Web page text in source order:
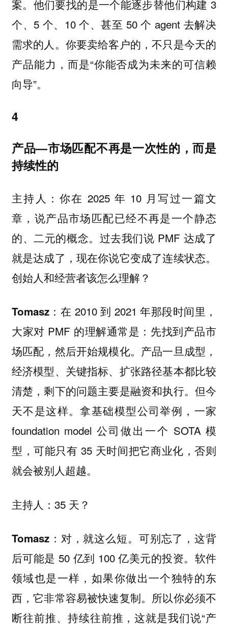
案。他们要找的是一个能逐步替他们构建 3
个、5 个、10 个、甚至 50 个 agent 去解决
需求的人。你要卖给客户的，不只是今天的
产品能力，而是“你能否成为未来的可信赖
向导”。
4
产品—市场匹配不再是一次性的，而是
持续性的
主持人： 你在 2025 年 10 月写过一篇文
章，说产品市场匹配已经不再是一个静态
的、二元的概念。过去我们说 PMF 达成了
就是达成了，现在你说它变成了连续状态。
创始人和经营者该怎么理解？
Tomasz： 在 2010 到 2021 年那段时间里，
大家对 PMF 的理解通常是：先找到产品市
场匹配，然后开始规模化。产品一旦成型，
经济模型、关键指标、扩张路径基本都比较
清楚，剩下的问题主要是融资和执行。但今
天不是这样。拿基础模型公司举例，一家
foundation model 公司做出一个 SOTA 模
型，可能只有 35 天时间把它商业化，否则
就会被别人超越。
主持人： 35 天？
Tomasz： 对，就这么短。可别忘了，这背
后可能是 50 亿到 100 亿美元的投资。软件
领域也是一样，如果你做出一个独特的东
西，它非常容易被快速复制。所以你必须不
断往前推、持续往前推，这就是我们说“产